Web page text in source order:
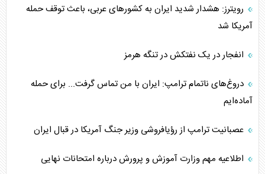
رویترز: هشدار شدید ایران به کشورهای عربی، باعث توقف حمله
آمریکا شد
انفجار در یک نفتکش در تنگه هرمز
دروغ‌های ناتمام ترامپ: ایران با من تماس گرفت... برای حمله
آماده‌ایم
عصبانیت ترامپ از رؤیافروشی وزیر جنگ آمریکا در قبال ایران
اطلاعیه مهم وزارت آموزش و پرورش درباره امتحانات نهایی